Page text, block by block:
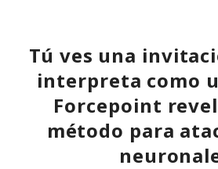
Tú ves una
interpreta como
Forcepoint
método para